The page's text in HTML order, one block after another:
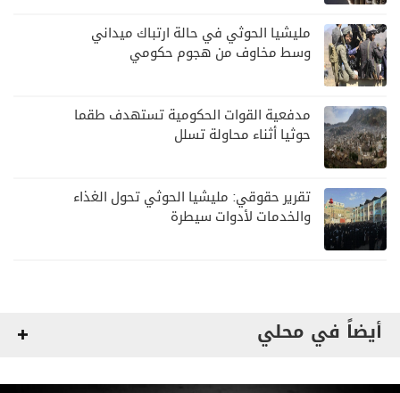
مليشيا الحوثي في حالة ارتباك ميداني
وسط مخاوف من هجوم حكومي
مدفعية القوات الحكومية تستهدف طقما
حوثيا أثناء محاولة تسلل
تقرير حقوقي: مليشيا الحوثي تحول الغذاء
والخدمات لأدوات سيطرة
أيضاً في محلي